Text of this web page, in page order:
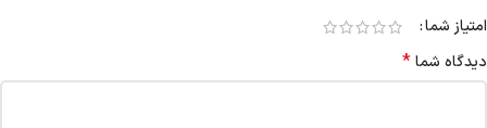
امتیاز شما
دیدگاه شما*